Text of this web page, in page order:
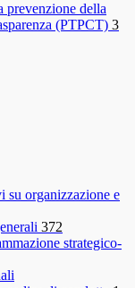
prevenzione della
(PTPCT) 3
su organizzazione e
372
strategico-